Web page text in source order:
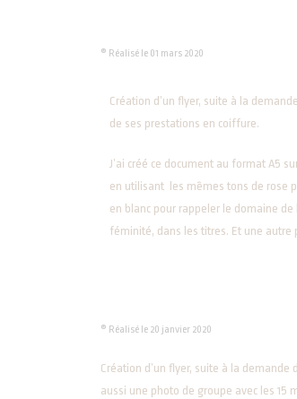
® Réalisé le 01 mars 2020
Création d’un flyer, suite à la
de ses prestations en coiffure.
J’ai créé ce document au format A5
en utilisant les mêmes tons de rose
en blanc pour rappeler le domaine
féminité, dans les titres. Et une
® Réalisé le 20 janvier 2020
Création d’un flyer, suite à la
aussi une photo de groupe avec les